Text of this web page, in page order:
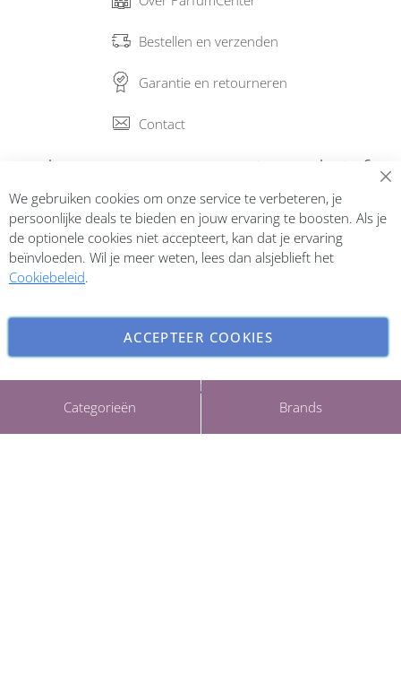
Categorieën Brands
Bestellen en verzenden
Garantie en retourneren
Contact
Abonneer op onze nieuwsbrief
Inschrijven
Copyright © 2026 ParfumCenter.nl. All rights reserved.
We gebruiken cookies om onze service te verbeteren, je
persoonlijke deals te bieden en jouw ervaring te boosten. Als je
de optionele cookies niet accepteert, kan dat je ervaring
beïnvloeden. Wil je meer weten, lees dan alsjeblieft het
Cookiebeleid.
ACCEPTEER COOKIES
INSTELLINGEN AANPASSEN